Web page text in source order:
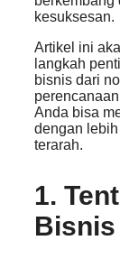
kesuksesan.
Artikel ini
langkah
bisnis dari
Anda bisa
dengan
terarah.
1.
Bisnis